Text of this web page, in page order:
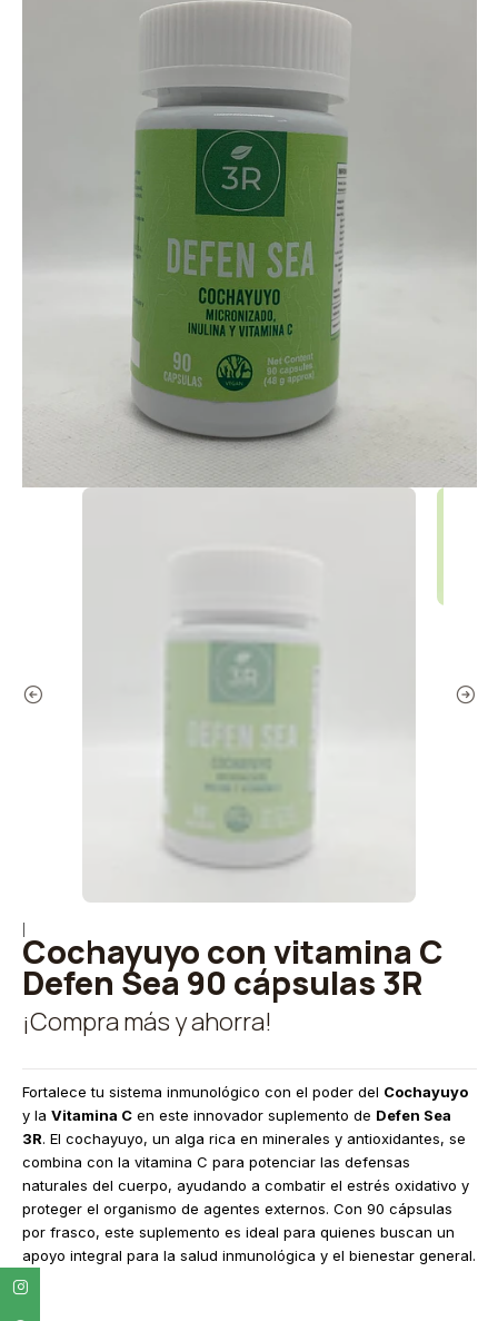
Cochayuyo con vitamina C
Defen Sea 90 cápsulas 3R
¡Compra más y ahorra!
Fortalece tu sistema inmunológico con el poder del Cochayuyo
y la Vitamina Cen este innovador suplemento de Defen Sea
3R. El cochayuyo, un alga rica en minerales y antioxidantes, se
combina con la vitamina C para potenciar las defensas
naturales del cuerpo, ayudando a combatir el estrés oxidativo y
proteger el organismo de agentes externos. Con 90 cápsulas
por frasco, este suplemento es ideal para quienes buscan un
apoyo integral para la salud inmunológica y el bienestar general.